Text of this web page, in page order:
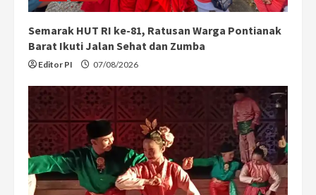
Semarak HUT RI ke-81, Ratusan Warga Pontianak
Barat Ikuti Jalan Sehat dan Zumba
Editor PI 07/08/2026